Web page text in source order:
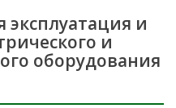
эксплуатация и
и
оборудования